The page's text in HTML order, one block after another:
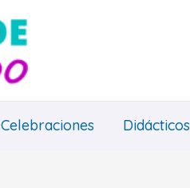
Celebraciones Didácticos